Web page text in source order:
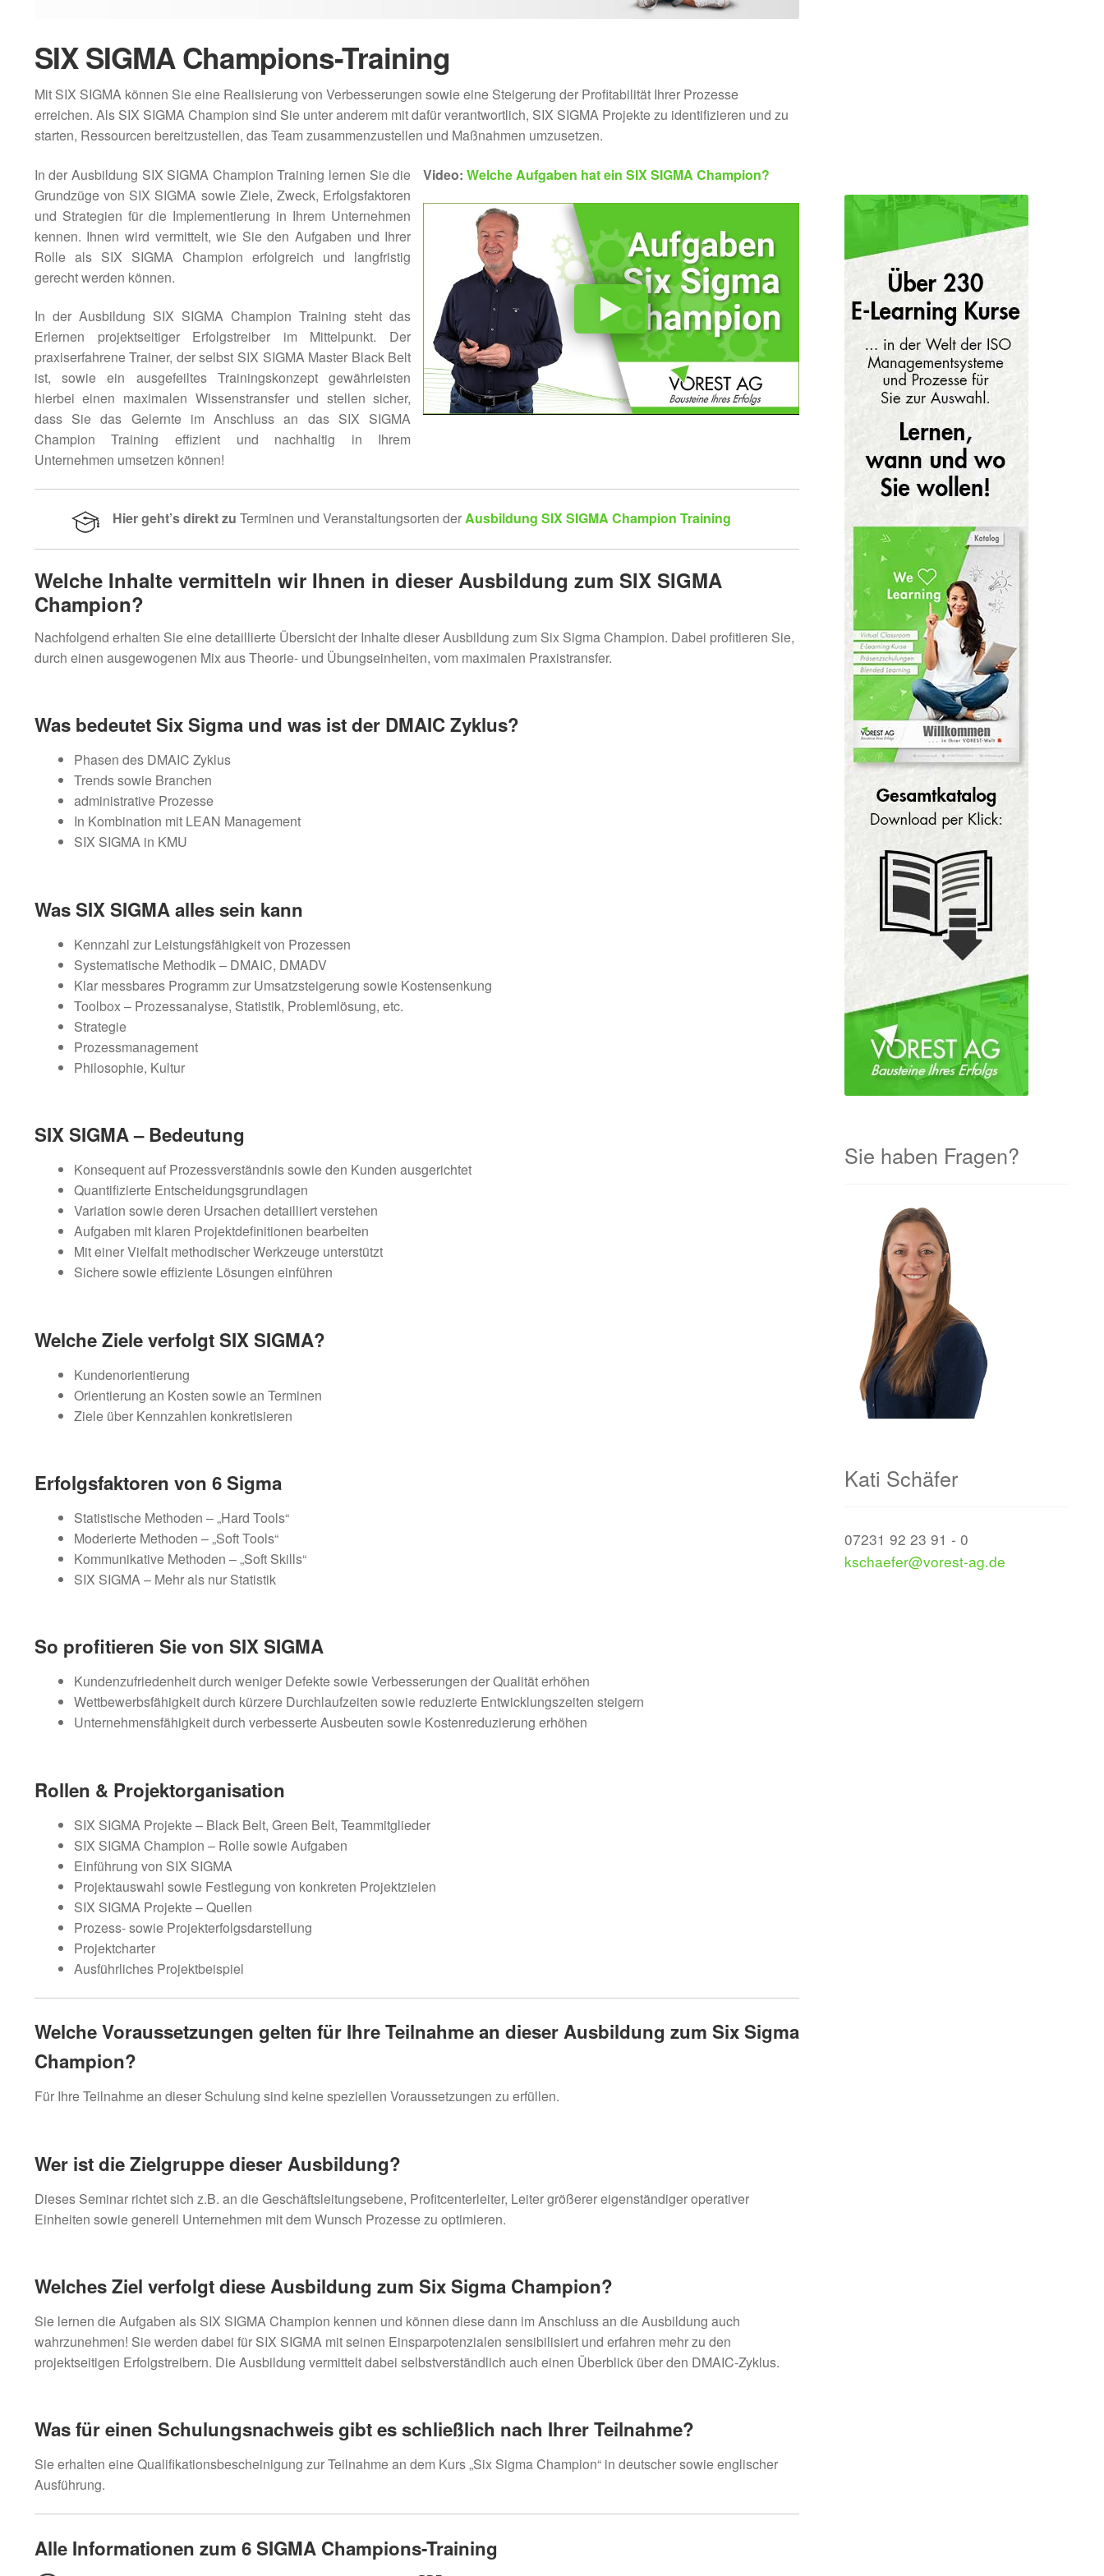
SIX SIGMA Champions-Training
Mit SIX SIGMA können Sie eine Realisierung von Verbesserungen sowie eine Steigerung der Profitabilität Ihrer Prozesse
erreichen. Als SIX SIGMA Champion sind Sie unter anderem mit dafür verantwortlich, SIX SIGMA Projekte zu identifizieren und zu
starten, Ressourcen bereitzustellen, das Team zusammenzustellen und Maßnahmen umzusetzen.
In der Ausbildung SIX SIGMA Champion Training lernen Sie die
Grundzüge von SIX SIGMA sowie Ziele, Zweck, Erfolgsfaktoren
und Strategien für die Implementierung in Ihrem Unternehmen
kennen. Ihnen wird vermittelt, wie Sie den Aufgaben und Ihrer
Rolle als SIX SIGMA Champion erfolgreich und langfristig
gerecht werden können.
In der Ausbildung SIX SIGMA Champion Training steht das
Erlernen projektseitiger Erfolgstreiber im Mittelpunkt. Der
praxiserfahrene Trainer, der selbst SIX SIGMA Master Black Belt
ist, sowie ein ausgefeiltes Trainingskonzept gewährleisten
hierbei einen maximalen Wissenstransfer und stellen sicher,
dass Sie das Gelernte im Anschluss an das SIX SIGMA
Champion Training effizient und nachhaltig in Ihrem
Unternehmen umsetzen können!
Video:Welche Aufgaben hat ein SIX SIGMA Champion?
Hier geht’s direkt zu Terminen und Veranstaltungsorten derAusbildung SIX SIGMA Champion Training
Welche Inhalte vermitteln wir Ihnen in dieser Ausbildung zum SIX SIGMA
Champion?
Nachfolgend erhalten Sie eine detaillierte Übersicht der Inhalte dieser Ausbildung zum Six Sigma Champion. Dabei profitieren Sie,
durch einen ausgewogenen Mix aus Theorie- und Übungseinheiten, vom maximalen Praxistransfer.
Was bedeutet Six Sigma und was ist der DMAIC Zyklus?
Phasen des DMAIC Zyklus
Trends sowie Branchen
administrative Prozesse
In Kombination mit LEAN Management
SIX SIGMA in KMU
Was SIX SIGMA alles sein kann
Kennzahl zur Leistungsfähigkeit von Prozessen
Systematische Methodik – DMAIC, DMADV
Klar messbares Programm zur Umsatzsteigerung sowie Kostensenkung
Toolbox – Prozessanalyse, Statistik, Problemlösung, etc.
Strategie
Prozessmanagement
Philosophie, Kultur
SIX SIGMA – Bedeutung
Konsequent auf Prozessverständnis sowie den Kunden ausgerichtet
Quantifizierte Entscheidungsgrundlagen
Variation sowie deren Ursachen detailliert verstehen
Aufgaben mit klaren Projektdefinitionen bearbeiten
Mit einer Vielfalt methodischer Werkzeuge unterstützt
Sichere sowie effiziente Lösungen einführen
Welche Ziele verfolgt SIX SIGMA?
Kundenorientierung
Orientierung an Kosten sowie an Terminen
Ziele über Kennzahlen konkretisieren
Erfolgsfaktoren von 6 Sigma
Statistische Methoden – „Hard Tools“
Moderierte Methoden – „Soft Tools“
Kommunikative Methoden – „Soft Skills“
SIX SIGMA – Mehr als nur Statistik
So profitieren Sie von SIX SIGMA
Kundenzufriedenheit durch weniger Defekte sowie Verbesserungen der Qualität erhöhen
Wettbewerbsfähigkeit durch kürzere Durchlaufzeiten sowie reduzierte Entwicklungszeiten steigern
Unternehmensfähigkeit durch verbesserte Ausbeuten sowie Kostenreduzierung erhöhen
Rollen & Projektorganisation
SIX SIGMA Projekte – Black Belt, Green Belt, Teammitglieder
SIX SIGMA Champion – Rolle sowie Aufgaben
Einführung von SIX SIGMA
Projektauswahl sowie Festlegung von konkreten Projektzielen
SIX SIGMA Projekte – Quellen
Prozess- sowie Projekterfolgsdarstellung
Projektcharter
Ausführliches Projektbeispiel
Welche Voraussetzungen gelten für Ihre Teilnahme an dieser Ausbildung zum Six Sigma
Champion?
Für Ihre Teilnahme an dieser Schulung sind keine speziellen Voraussetzungen zu erfüllen.
Wer ist die Zielgruppe dieser Ausbildung?
Dieses Seminar richtet sich z.B. an die Geschäftsleitungsebene, Profitcenterleiter, Leiter größerer eigenständiger operativer
Einheiten sowie generell Unternehmen mit dem Wunsch Prozesse zu optimieren.
Welches Ziel verfolgt diese Ausbildung zum Six Sigma Champion?
Sie lernen die Aufgaben als SIX SIGMA Champion kennen und können diese dann im Anschluss an die Ausbildung auch
wahrzunehmen! Sie werden dabei für SIX SIGMA mit seinen Einsparpotenzialen sensibilisiert und erfahren mehr zu den
projektseitigen Erfolgstreibern. Die Ausbildung vermittelt dabei selbstverständlich auch einen Überblick über den DMAIC-Zyklus.
Was für einen Schulungsnachweis gibt es schließlich nach IhrerTeilnahme?
Sie erhalten eine Qualifikationsbescheinigung zur Teilnahme an dem Kurs „Six Sigma Champion“ in deutscher sowie englischer
Ausführung.
Alle Informationen zum 6 SIGMA Champions-Training
Sie haben Fragen?
Kati Schäfer
07231 92 23 91 - 0
kschaefer@vorest-ag.de